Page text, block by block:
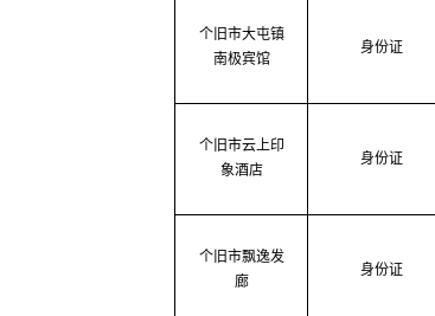
个旧市大屯镇
南极宾馆
身份证
个旧市云上印
象酒店
身份证
个旧市飘逸发
廊
身份证